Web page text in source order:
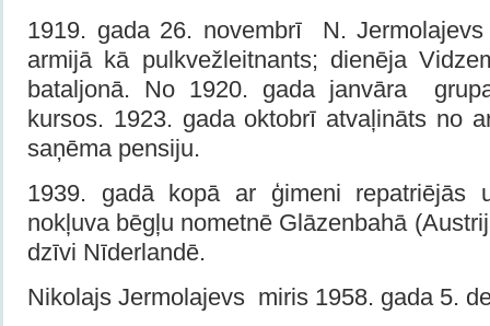
1919. gada 26. novembrī N.
armijā kā pulkvežleitnants; dienēja
bataljonā. No 1920. gada janvāra
kursos. 1923. gada oktobrī atvaļināts no
saņēma pensiju.
1939. gadā kopā ar ģimeni repatriējās
nokļuva bēgļu nometnē Glāzenbahā
dzīvi Nīder­landē.
Nikolajs Jermolajevs miris 1958. gada 5.